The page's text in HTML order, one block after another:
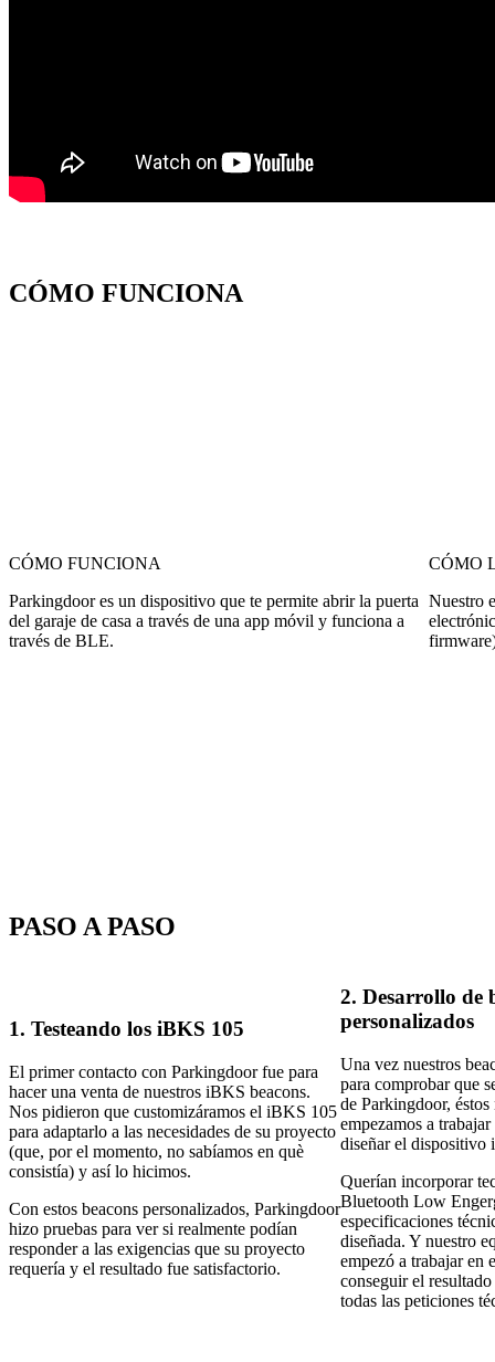
CÓMO FUNCIONA
CÓMO FUNCIONA
Parkingdoor es un dispositivo que te permite abrir la puerta
del garaje de casa a través de una app móvil y funciona a
través de BLE.
CÓMO
Nuestro
PASO A PASO
1. Testeando los iBKS 105
El primer contacto con Parkingdoor fue para
hacer una venta de nuestros iBKS beacons.
Nos pidieron que customizáramos el iBKS 105
para adaptarlo a las necesidades de su proyecto
(que, por el momento, no sabíamos en què
consistía) y así lo hicimos.
Con estos beacons personalizados, Parkingdoor
hizo pruebas para ver si realmente podían
responder a las exigencias que su proyecto
requería y el resultado fue satisfactorio.
2. Desarrollo de
personalizados
Una vez nuestros
para comprobar que
de Parkingdoor,
empezamos a
diseñar el dispositivo
Querían incorporar
Bluetooth Low
especificaciones
diseñada. Y nuestro
empezó a trabajar en
conseguir el
todas las peticiones